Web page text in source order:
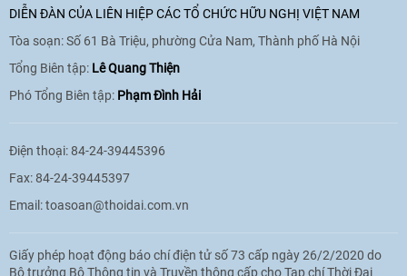
[Video] Doanh nghiệp Hoa Kỳ hỗ trợ
Việt Nam xác định danh tính người mất
DIỄN ĐÀN CỦA LIÊN HIỆP CÁC TỔ CHỨC HỮU NGHỊ VIỆT NAM
Tòa soạn: Số 61 Bà Triệu, phường Cửa Nam, Thành phố Hà Nội
Tổng Biên tập: Lê Quang Thiện
Phó Tổng Biên tập: Phạm Đình Hải
Điện thoại: 84-24-39445396
Fax: 84-24-39445397
Email:toasoan@thoidai.com.vn
Giấy phép hoạt động báo chí điện tử số 73 cấp ngày 26/2/2020 do
Bộ trưởng Bộ Thông tin và Truyền thông cấp cho Tạp chí Thời Đại